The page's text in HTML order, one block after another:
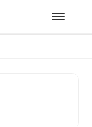
l'ANAM présente à